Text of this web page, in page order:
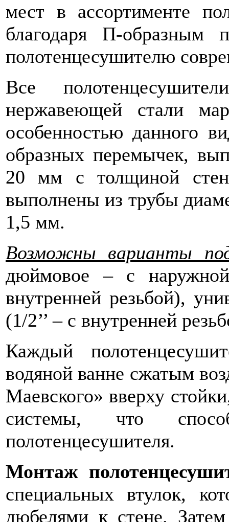
мест в ассортименте
благодаря П-образным
полотенцесушителю
Все
нержавеющей стали
особенностью данного
образных перемычек,
20 мм с толщиной
выполнены из трубы
1,5 мм.
Возможны варианты
дюймовое – c
внутренней резьбой),
(1/2’’ – c внутренней
Каждый
водяной ванне сжатым
Маевского» вверху
системы, что
полотенцесушителя.
Монтаж
специальных втулок,
дюбелями к стене.